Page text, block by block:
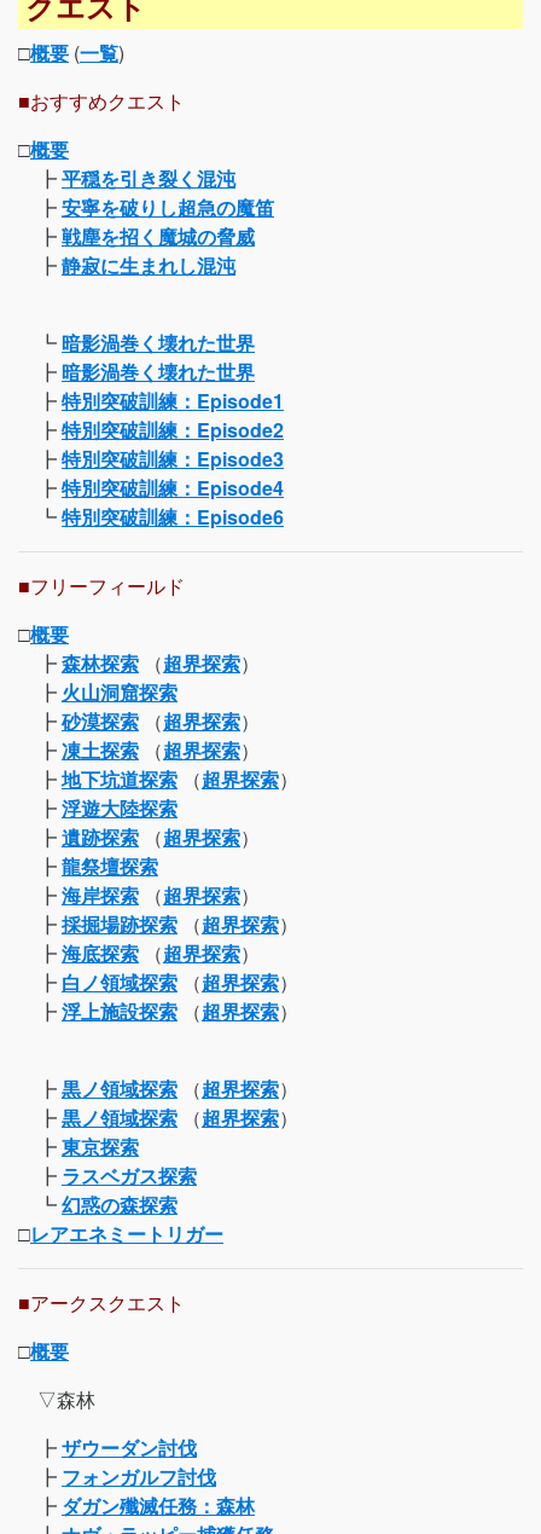
□概要 (一覧)
■おすすめクエスト
□概要
┣平穏を引き裂く混沌
┣安寧を破りし超急の魔笛
┣戦塵を招く魔城の脅威
┣静寂に生まれし混沌
┗暗影渦巻く壊れた世界
┣暗影渦巻く壊れた世界
┣特別突破訓練：Episode1
┣特別突破訓練：Episode2
┣特別突破訓練：Episode3
┣特別突破訓練：Episode4
┗特別突破訓練：Episode6
■フリーフィールド
□概要
┣森林探索 （超界探索）
┣ 火山洞窟探索
┣砂漠探索 （超界探索）
┣凍土探索 （超界探索）
┣地下坑道探索 （超界探索）
┣浮遊大陸探索
┣遺跡探索 （超界探索）
┣龍祭壇探索
┣海岸探索 （超界探索）
┣採掘場跡探索 （超界探索）
┣海底探索 （超界探索）
┣ 白ノ領域探索 （超界探索）
┣浮上施設探索 （超界探索）
┣黒ノ領域探索 （超界探索）
┣黒ノ領域探索 （超界探索）
┣東京探索
┣ ラスベガス探索
┗幻惑の森探索
□レアエネミートリガー
■アークスクエスト
□概要
▽森林
┣ザウーダン討伐
┣ フォンガルフ討伐
┣ ダガン殲滅任務：森林